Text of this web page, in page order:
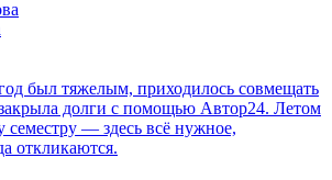
был тяжелым, приходилось совмещать
долги с помощью Автор24. Летом
семестру — здесь всё нужное,
откликаются.